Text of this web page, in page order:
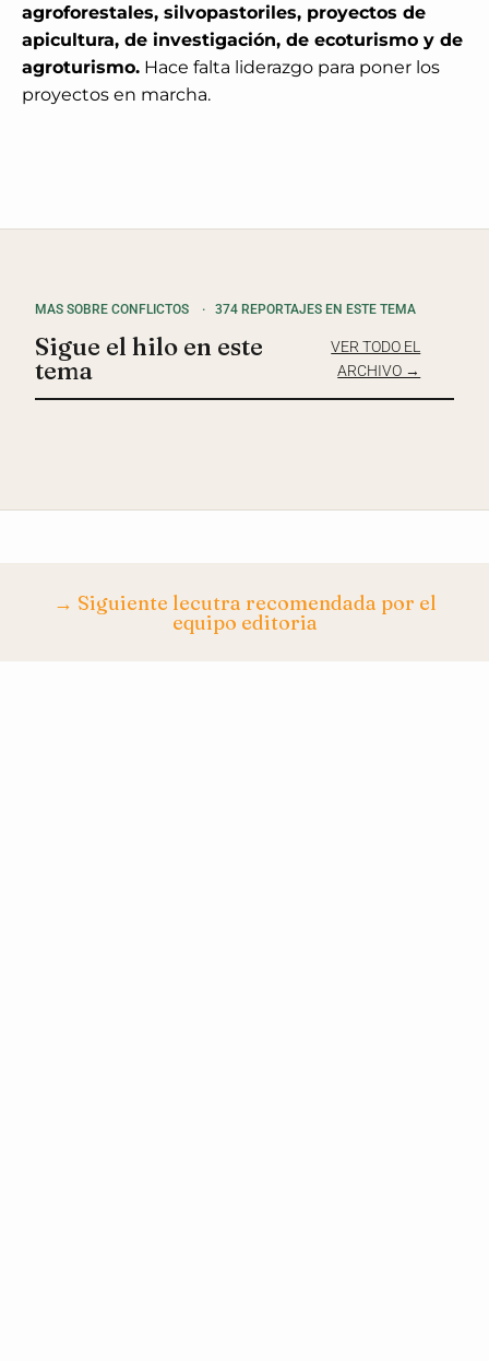
agroforestales, silvopastoriles, proyectos de
apicultura, de investigación, de ecoturismo y de
agroturismo. Hace falta liderazgo para poner los
proyectos en marcha.
MAS SOBRE CONFLICTOS · 374 REPORTAJES EN ESTE TEMA
Sigue el hilo en este
tema
VER TODO EL
ARCHIVO →
→ Siguiente lecutra recomendada por el
equipo editoria